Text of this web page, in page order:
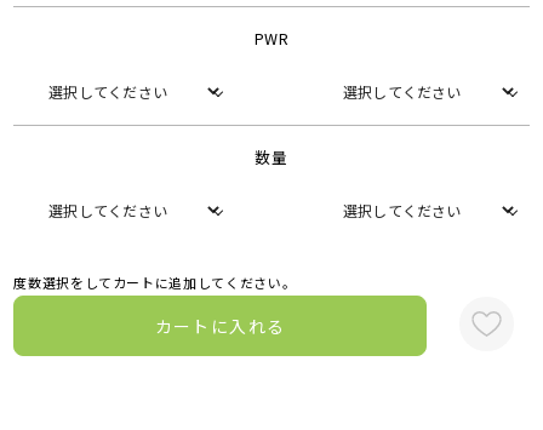
PWR
数量
度数選択をしてカートに追加してください。
カートに入れる